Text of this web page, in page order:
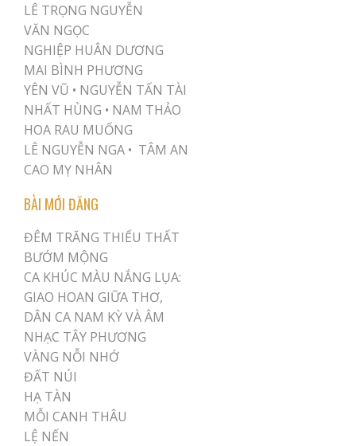
LÊ TRỌNG NGUYỄN
VĂN NGỌC
NGHIỆP HUÂN DƯƠNG
MAI BÌNH PHƯƠNG
YÊN VŨ • NGUYỄN TẤN TÀI
NHẤT HÙNG • NAM THẢO
HOA RAU MUỐNG
LÊ NGUYỄN NGA • TÂM AN
CAO MỴ NHÂN
BÀI MỚI ĐĂNG
ĐÊM TRĂNG THIẾU THẤT
BƯỚM MỘNG
CA KHÚC MÀU NẮNG LỤA:
GIAO HOAN GIỮA THƠ,
DÂN CA NAM KỲ VÀ ÂM
NHẠC TÂY PHƯƠNG
VÀNG NỖI NHỚ
ĐẤT NÚI
HẠ TÀN
MỖI CANH THÂU
LỆ NẾN